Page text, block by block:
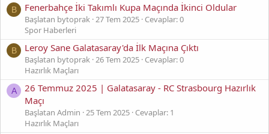
B Fenerbahçe İki Takımlı Kupa Maçında İkinci Oldular
Başlatan bytoprak 27 Tem 2025 Cevaplar: 0
Spor Haberleri
B Leroy Sane Galatasaray'da İlk Maçına Çıktı
Başlatan bytoprak 26 Tem 2025 Cevaplar: 0
Hazırlık Maçları
A
26 Temmuz 2025 | Galatasaray - RC Strasbourg Hazırlık
Maçı
Başlatan Admin 25 Tem 2025 Cevaplar: 1
Hazırlık Maçları